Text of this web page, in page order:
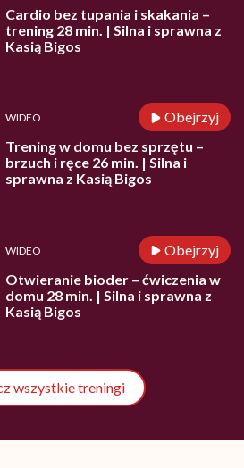
Cardio bez tupania i skakania –
trening 28 min. | Silna i sprawna z
Kasią Bigos
WIDEO
Obejrzyj
Trening w domu bez sprzętu –
brzuch i ręce 26 min. | Silna i
sprawna z Kasią Bigos
WIDEO
Obejrzyj
Otwieranie bioder – ćwiczenia w
domu 28 min. | Silna i sprawna z
Kasią Bigos
wszystkie treningi